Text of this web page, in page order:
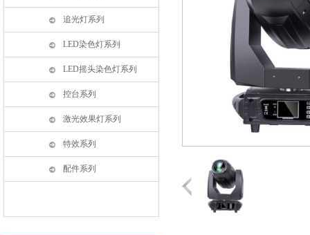
追光灯系列
LED染色灯系列
LED摇头染色灯系列
控台系列
激光效果灯系列
特效系列
配件系列